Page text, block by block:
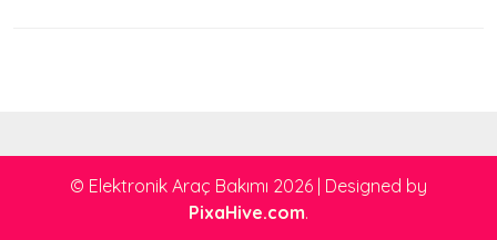
© Elektronik Araç Bakımı 2026 Designed by
PixaHive.com.